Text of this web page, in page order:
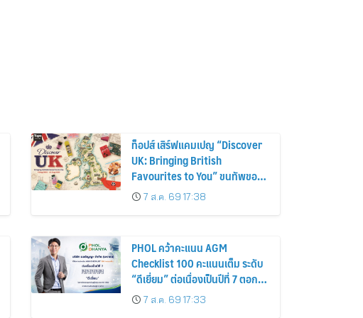
ท็อปส์ เสิร์ฟแคมเปญ “Discover
UK: Bringing British
Favourites to You” ขนทัพของ
อร่อยและไอเท็มฮิตจากสหราช
อาณาจักร ส่งตรงถึงมือตั้งแต่วัน
7 ส.ค. 69 17:38
PHOL คว้าคะแนน AGM
Checklist 100 คะแนนเต็ม ระดับ
“ดีเยี่ยม” ต่อเนื่องเป็นปีที่ 7 ตอกย้ำ
การดำเนินธุรกิจตามหลักธรรมาภิ
บาล โปร่งใส สร้างความเชื่อมั่นผู้
7 ส.ค. 69 17:33